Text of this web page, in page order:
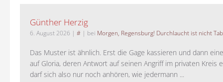
Günther Herzig
6. August 2026 | # | bei Morgen, Regensburg! Durchlaucht ist nicht
Das Muster ist ähnlich. Erst die Gage kassieren und dann
auf Gloria, deren Antwort auf seinen Angriff im privaten Kreis
darf sich also nur noch anhören, wie jedermann ...